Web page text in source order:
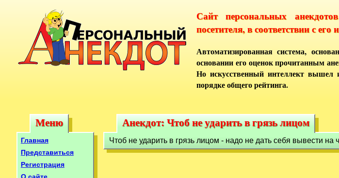
Сайт персональных
посетителя, в соответствии с
Автоматизированная система,
основании его оценок прочитанным
Но искусственный интеллект вышел
порядке общего рейтинга.
Меню
Меню
Главная
Представиться
Регистрация
Анекдот: Чтоб не ударить в грязь лицом
Анекдот: Чтоб не ударить в грязь лицом
Чтоб не ударить в грязь лицом - надо не дать себя вывести на